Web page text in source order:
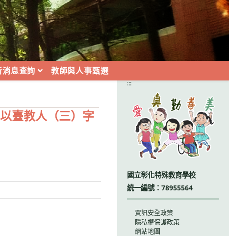
消息查詢 教師與人事甄選
臺教人（三）字
:::
國立彰化特殊教育學校
統一編號：78955564
資訊安全政策
隱私權保護政策
網站地圖